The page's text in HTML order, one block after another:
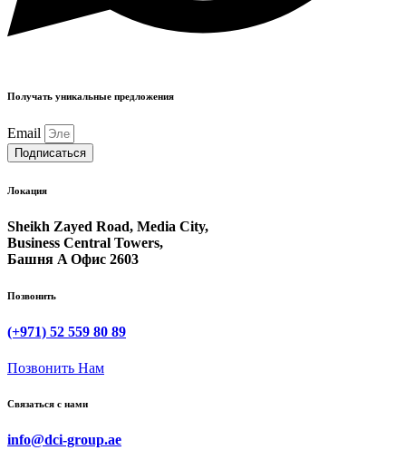
Получать уникальные предложения
Email
Подписаться
Локация
Sheikh Zayed Road, Media City,
Business Central Towers,
Башня A Офис 2603
Позвонить
(+971) 52 559 80 89
Позвонить Нам
Связаться с нами
info@dci-group.ae